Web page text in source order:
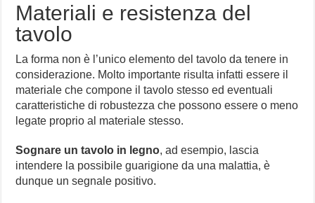
Materiali e resistenza del
tavolo
La forma non è l’unico elemento del tavolo da tenere in
considerazione. Molto importante risulta infatti essere il
materiale che compone il tavolo stesso ed eventuali
caratteristiche di robustezza che possono essere o meno
legate proprio al materiale stesso.
Sognare un tavolo in legno, ad esempio, lascia
intendere la possibile guarigione da una malattia, è
dunque un segnale positivo.